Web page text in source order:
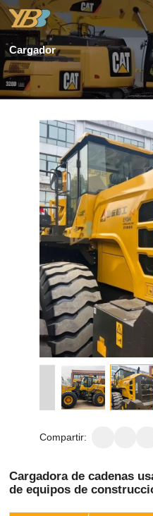
Cargador
Compartir:
Cargadora de cadenas
de equipos de